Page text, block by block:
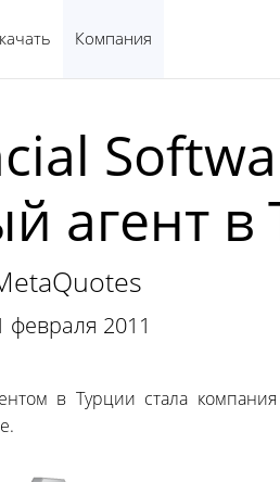
Компания
агент в
февраля 2011
в Турции стала компания